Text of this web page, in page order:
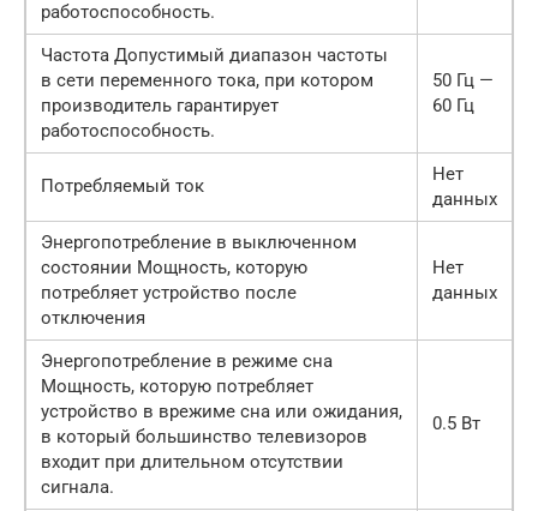
работоспособность.
Частота Допустимый диапазон частоты
в сети переменного тока, при котором
производитель гарантирует
работоспособность.
50 Гц —
60 Гц
Потребляемый ток
Нет
данных
Энергопотребление в выключенном
состоянии Мощность, которую
потребляет устройство после
отключения
Нет
данных
Энергопотребление в режиме сна
Мощность, которую потребляет
устройство в врежиме сна или ожидания,
в который большинство телевизоров
входит при длительном отсутствии
сигнала.
0.5 Вт